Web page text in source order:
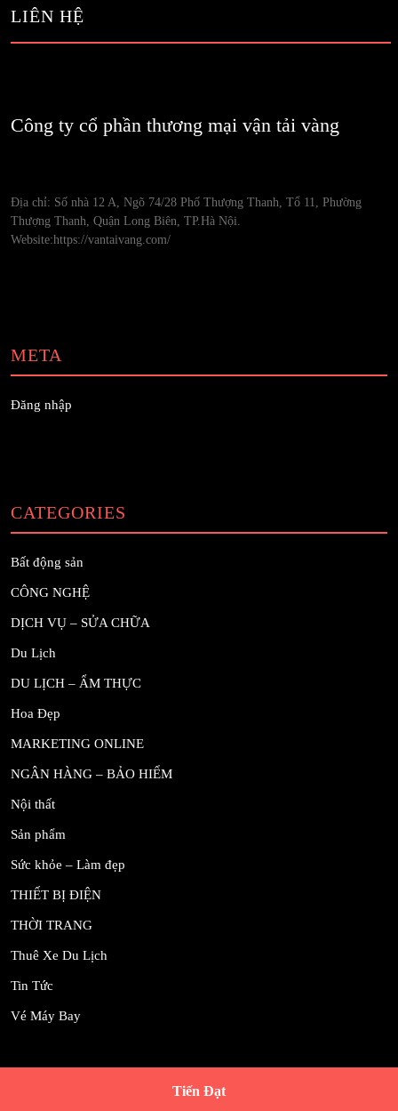
LIÊN HỆ
Công ty cổ phần thương mại vận tải vàng
Địa chỉ: Số nhà 12 A, Ngõ 74/28 Phố Thượng Thanh, Tổ 11, Phường
Thượng Thanh, Quận Long Biên, TP.Hà Nội.
Website:https://vantaivang.com/
META
Đăng nhập
CATEGORIES
Bất động sản
CÔNG NGHỆ
DỊCH VỤ – SỬA CHỮA
Du Lịch
DU LỊCH – ẨM THỰC
Hoa Đẹp
MARKETING ONLINE
NGÂN HÀNG – BẢO HIỂM
Nội thất
Sản phẩm
Sức khỏe – Làm đẹp
THIẾT BỊ ĐIỆN
THỜI TRANG
Thuê Xe Du Lịch
Tin Tức
Vé Máy Bay
Tiến Đạt